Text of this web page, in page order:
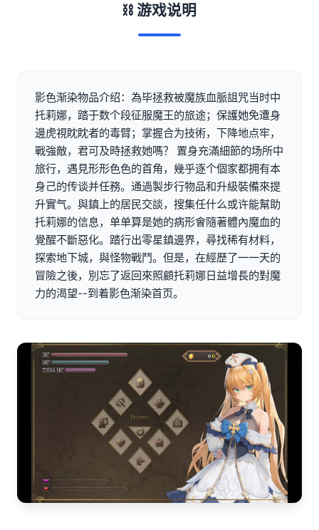
⛓️ 游戏说明
影色渐染物品介绍：為毕拯救被魔族血脈詛咒当时中
托莉娜，踏于数个段征服魔王的旅途；保護她免遭身
邊虎視眈眈者的毒臂；掌握合为技術，下降地点牢，
戰強敵，君可及時拯救她嗎？ 置身充滿細節的场所中
旅行，遇見形形色色的首角，幾乎逐个個家都拥有本
身己的传谈并任務。通過製步行物品和升級裝備來提
升實气。與鎮上的居民交談，搜集任什么或许能幫助
托莉娜的信息，单单算是她的病形會隨著體內魔血的
覺醒不斷惡化。踏行出零星鎮邊界，尋找稀有材料，
探索地下城，與怪物戰鬥。但是，在經歷了一一天的
冒險之後，別忘了返回來照顧托莉娜日益增長的對魔
力的渴望--到着影色渐染首页。